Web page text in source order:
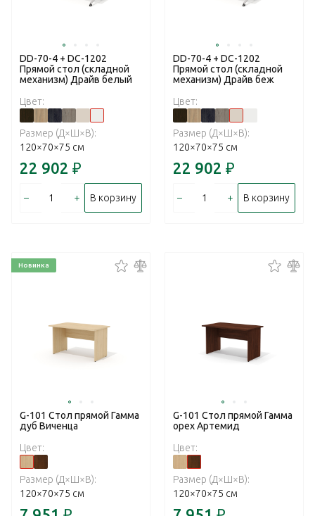
DD-70-4 + DC-1202
Прямой стол (складной
механизм) Драйв белый
Цвет:
Размер (Д×Ш×В):
120×70×75 см
22 902 ₽
– + В корзину
DD-70-4 + DC-1202
Прямой стол (складной
механизм) Драйв беж
Цвет:
Размер (Д×Ш×В):
120×70×75 см
22 902 ₽
– + В корзину
Новинка
G-101 Стол прямой Гамма
дуб Виченца
Цвет:
Размер (Д×Ш×В):
120×70×75 см
G-101 Стол прямой Гамма
орех Артемид
Цвет:
Размер (Д×Ш×В):
120×70×75 см